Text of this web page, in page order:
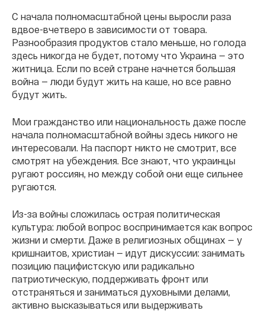
С начала полномасштабной цены выросли раза
вдвое-вчетверо в зависимости от товара.
Разнообразия продуктов стало меньше, но голода
здесь никогда не будет, потому что Украина — это
житница. Если по всей стране начнется большая
война — люди будут жить на каше, но все равно
будут жить.
Мои гражданство или национальность даже после
начала полномасштабной войны здесь никого не
интересовали. На паспорт никто не смотрит, все
смотрят на убеждения. Все знают, что украинцы
ругают россиян, но между собой они еще сильнее
ругаются.
Из-за войны сложилась острая политическая
культура: любой вопрос воспринимается как вопрос
жизни и смерти. Даже в религиозных общинах — у
кришнаитов, христиан — идут дискуссии: занимать
позицию пацифистскую или радикально
патриотическую, поддерживать фронт или
отстраняться и заниматься духовными делами,
активно высказываться или выдерживать